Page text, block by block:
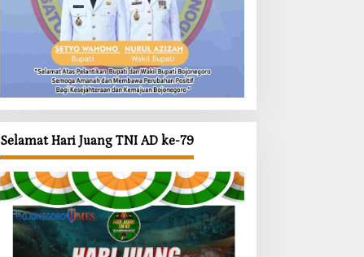
Selamat Hari Juang TNI AD ke-79